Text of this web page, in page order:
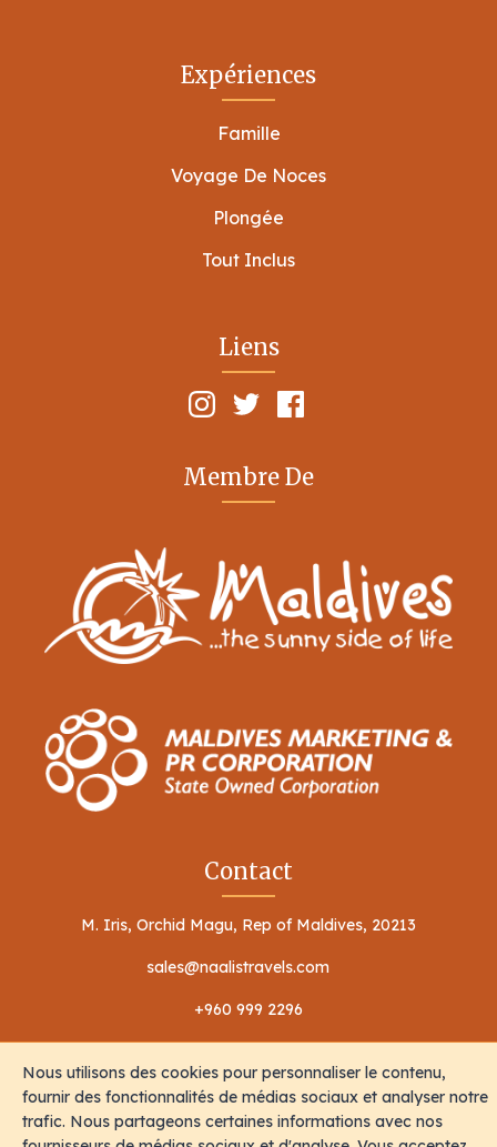
Expériences
Famille
Voyage De Noces
Plongée
Tout Inclus
Liens
Membre De
Contact
M. Iris, Orchid Magu, Rep of Maldives, 20213
sales@naalistravels.com
+960 999 2296
Nous utilisons des cookies pour personnaliser le contenu,
fournir des fonctionnalités de médias sociaux et analyser notre
trafic. Nous partageons certaines informations avec nos